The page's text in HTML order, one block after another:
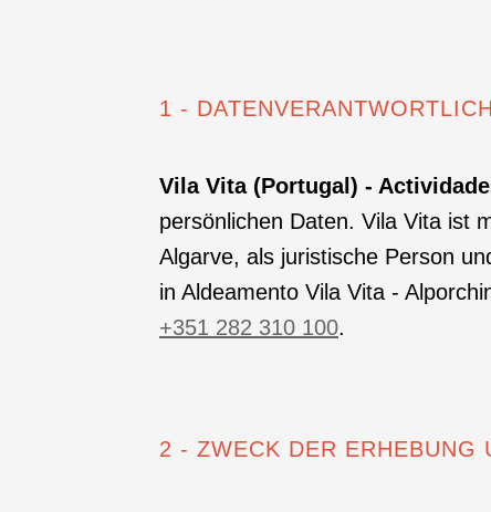
1 -
Vila Vita (Portugal) -
persönlichen Daten. Vila Vita ist
Algarve, als juristische Person
in Aldeamento Vila Vita -
+351 282 310 100.
2 - ZWECK DER ERHEBUNG